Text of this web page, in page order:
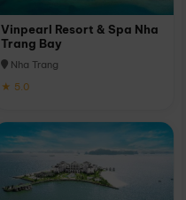
Vinpearl Resort & Spa Nha
Trang Bay
Nha Trang
★ 5.0